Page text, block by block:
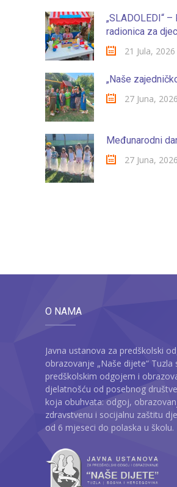
Za roditelje
-- Jelovnik za djecu
-- Obrasci i zahtjevi
-- Obavještenja za roditelje
Mala škola sporta
Kontakt
„SLADOLEDI“
radionica za
21 Jula, 2026
„Naše
27 Juna, 2026
Međunarodni
27 Juna, 2026
O NAMA
Javna ustanova za predškolski
obrazovanje „Naše dijete“ Tuzla
predškolskim odgojem i
djelatnošću od posebnog
koja obuhvata: odgoj,
zdravstvenu i socijalnu zaštitu
od 6 mjeseci do polaska u školu.